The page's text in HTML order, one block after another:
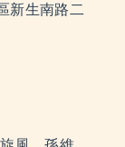
新生南路二